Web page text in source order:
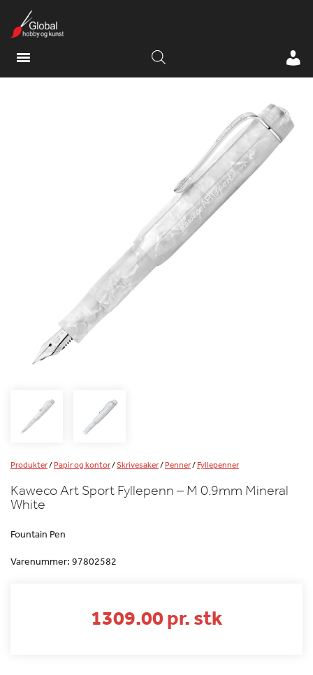
Produkter/Papir og kontor/Skrivesaker/Penner/Fyllepenner
Kaweco Art Sport Fyllepenn – M 0.9mm Mineral
White
Fountain Pen
Varenummer: 97802582
1309.00 pr. stk